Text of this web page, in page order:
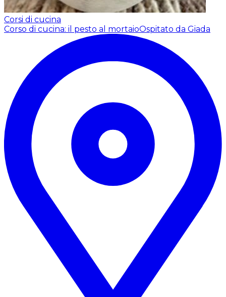
Corsi di cucina
Corso di cucina: il pesto al mortaioOspitato da Giada